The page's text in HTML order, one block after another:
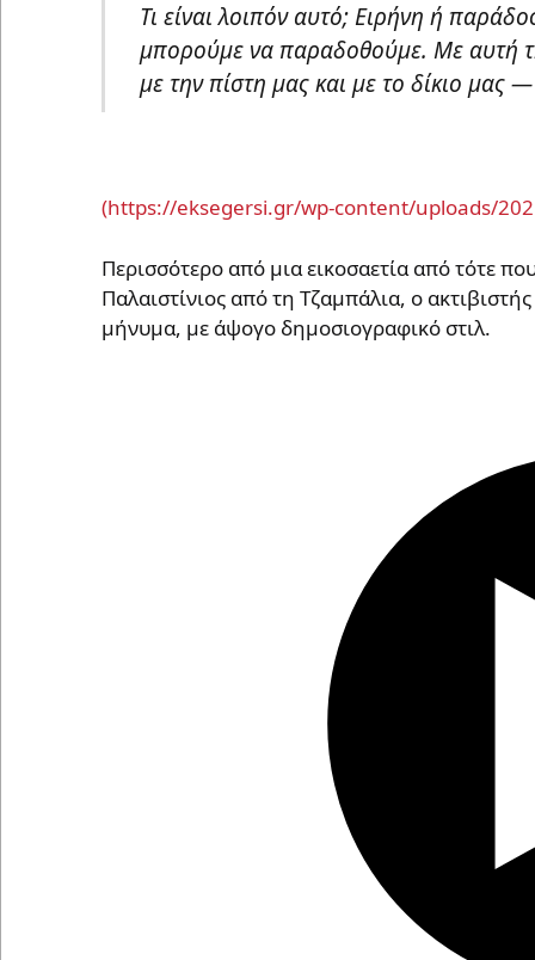
Τι είναι λοιπόν αυτό; Ειρήνη ή
μπορούμε να παραδοθούμε. Με αυτή
με την πίστη μας και με το δίκιο μας
Περισσότερο από μια εικοσαετία από τότε
Παλαιστίνιος από τη Τζαμπάλια, ο
μήνυμα, με άψογο δημοσιογραφικό στιλ.